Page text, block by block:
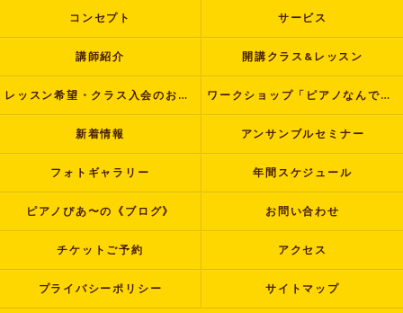
コンセプト サービス
講師紹介 開講クラス&レッスン
レッスン希望・クラス入会のお申し込み ワークショップ「ピアノなんでも塾」
新着情報 アンサンブルセミナー
フォトギャラリー 年間スケジュール
ピアノぴあ〜の《ブログ》 お問い合わせ
チケットご予約 アクセス
プライバシーポリシー サイトマップ